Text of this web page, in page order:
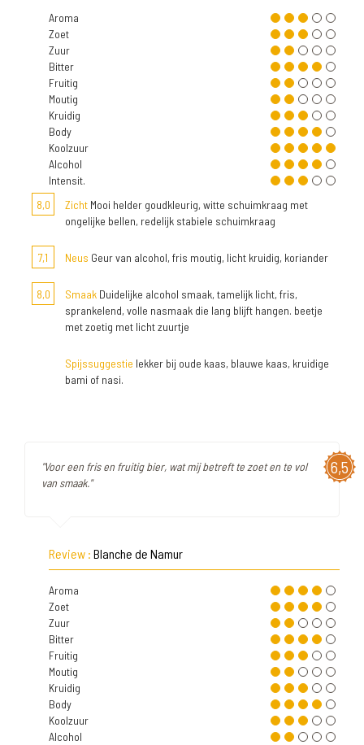
Aroma
Zoet
Zuur
Bitter
Fruitig
Moutig
Kruidig
Body
Koolzuur
Alcohol
Intensit.
8,0
Zicht Mooi helder goudkleurig, witte schuimkraag met
ongelijke bellen, redelijk stabiele schuimkraag
7,1 Neus Geur van alcohol, fris moutig, licht kruidig, koriander
8,0 Smaak Duidelijke alcohol smaak, tamelijk licht, fris,
sprankelend, volle nasmaak die lang blijft hangen. beetje
met zoetig met licht zuurtje
Spijssuggestie lekker bij oude kaas, blauwe kaas, kruidige
bami of nasi.
6,5
"Voor een fris en fruitig bier, wat mij betreft te zoet en te vol
van smaak."
Review : Blanche de Namur
Aroma
Zoet
Zuur
Bitter
Fruitig
Moutig
Kruidig
Body
Koolzuur
Alcohol